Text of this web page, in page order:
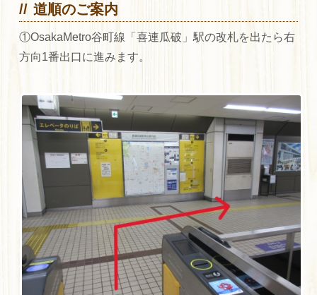
道順のご案内
①OsakaMetro谷町線「喜連瓜破」駅の改札を出たら右
方向1番出口に進みます。